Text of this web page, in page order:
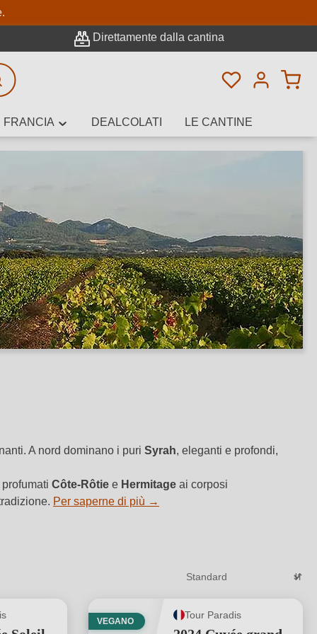
Direttamente dalla cantina
Hai 0 articoli
FRANCIA DEALCOLATI LE CANTINE
A nord dominano i puri Syrah, eleganti e profondi,
Côte‑Rôtie e Hermitage ai corposi
Per saperne di più →
VEGANO
Tour Paradis
Ricerca avanzata
cantina o